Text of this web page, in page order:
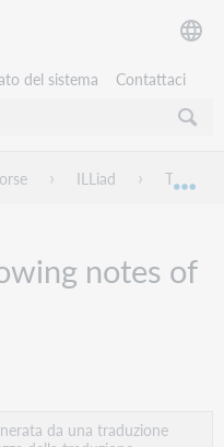
del sistema Contattaci
globaleILLiad
notes of
da una traduzione